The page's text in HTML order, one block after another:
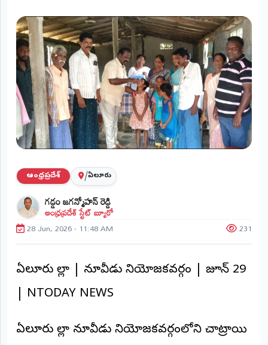
లైవ్
రేడియో
(Live
Radio)
ప్రాంతీయ
వార్తలు
(STATE)
తెలంగాణ
విభాగాలు
(MAIN)
వినోదం
భక్తి
క్రీడలు
జాతీయం
ఆంధ్రప్రదేశ్ /ఏలూరు
గడ్డం జగన్మోహన్ రెడ్డి
ఆంధ్రప్రదేశ్ స్టేట్ బ్యూరో
28 Jun, 2026 - 11:48 AM 231
ఏలూరు జిల్లా | నూజివీడు నియోజకవర్గం | జూన్ 29
| NTODAY NEWS
ఏలూరు జిల్లా నూజివీడు నియోజకవర్గంలోని చాట్రాయి